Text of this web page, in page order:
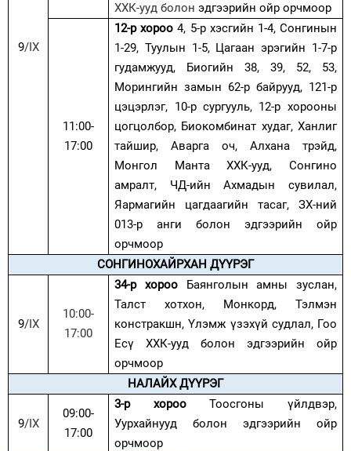
9/IX
ХХК-ууд болонэдгээрийн ойр орчмоор
11:00-
17:00
12-р хороо 4, 5-р хэсгийн 1-4, Сонгинын
1-29, Туулын 1-5, Цагаан эрэгийн 1-7-р
гудамжууд, Биогийн 38, 39, 52, 53,
Морингийн замын 62-р байрууд, 121-р
цэцэрлэг, 10-р сургууль, 12-р хорооны
цогцолбор, Биокомбинат худаг, Ханлиг
тайшир, Аварга оч, Алхана трэйд,
Монгол Манта ХХК-ууд, Сонгино
амралт, ЧД-ийнАхмадын сувилал,
Яармагийн цагдаагийн тасаг, ЗХ-ний
013-р анги болон эдгээрийн ойр
орчмоор
СОНГИНОХАЙРХАН ДҮҮРЭГ
9/IX
10:00-
17:00
34-р хорооБаянголын амны зуслан,
Талст хотхон, Монкорд, Тэлмэн
констракшн, Үлэмж үзэхүй судлал, Гоо
Есү ХХК-ууд болон эдгээрийн ойр
орчмоор
НАЛАЙХ ДҮҮРЭГ
9/IX
09:00-
17:00
3-р хорооТоосгоны үйлдвэр,
Уурхайнууд болон эдгээрийн ойр
орчмоор